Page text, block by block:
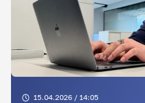
15.04.2026 / 14:05